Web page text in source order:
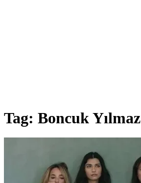
Tag: Boncuk Yılmaz